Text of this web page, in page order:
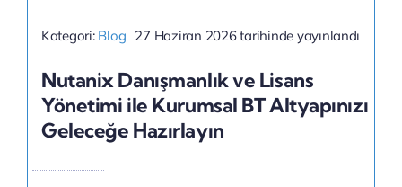
Kategori: Blog 27 Haziran 2026 tarihinde yayınlandı
Nutanix Danışmanlık ve Lisans
Yönetimi ile Kurumsal BT Altyapınızı
Geleceğe Hazırlayın